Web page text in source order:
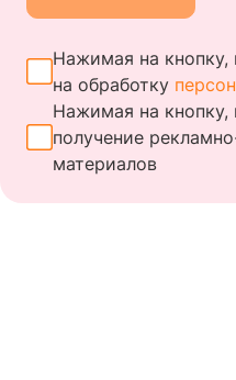
Нажимая на кнопку,
на обработку
Нажимая на кнопку,
получение
материалов